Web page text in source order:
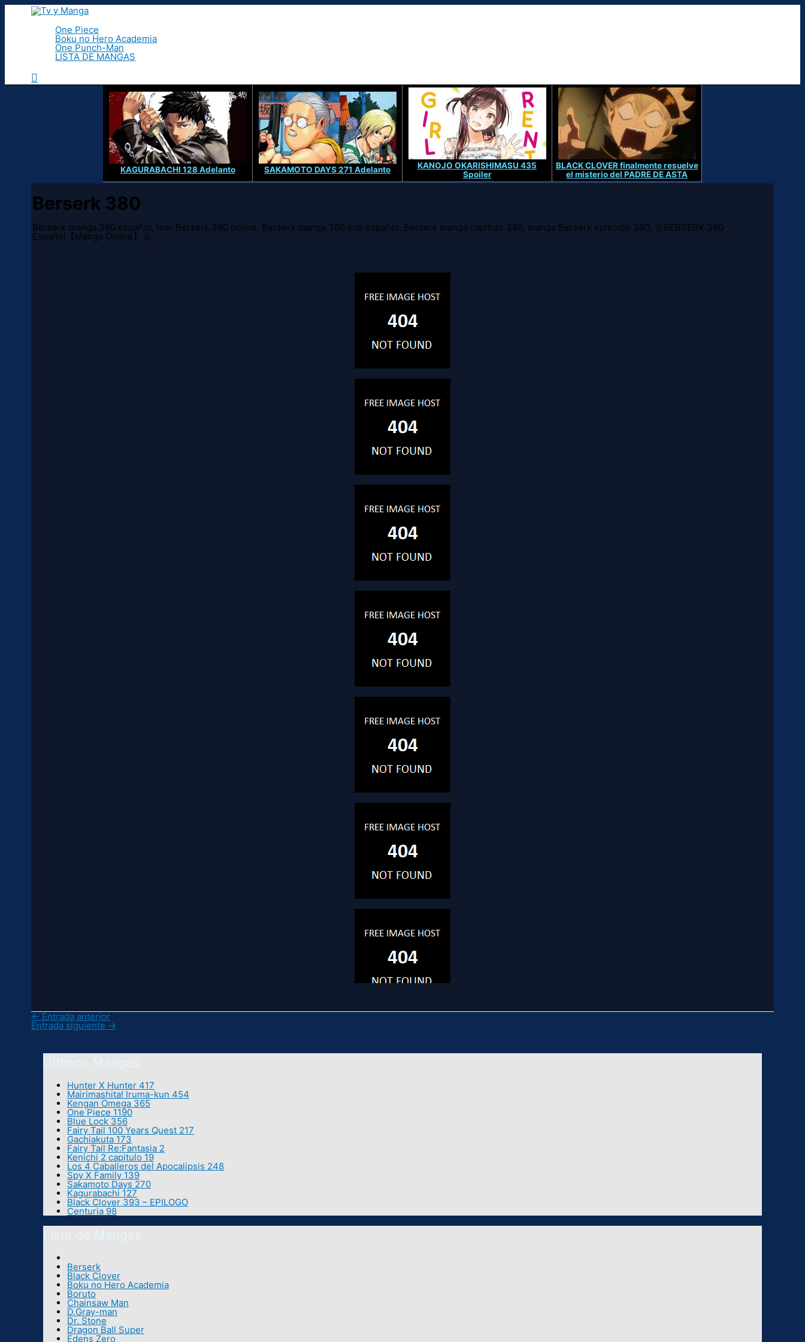
Ir
One Piece
Boku no Hero Academia
One Punch-Man
LISTA DE MANGAS
Buscar
KAGURABACHI 128 Adelanto SAKAMOTO DAYS 271 Adelanto
KANOJO OKARISHIMASU 435
Spoiler
BLACK CLOVER finalmente resuelve
el misterio del PADRE DE ASTA
Berserk 380
Berserk manga 380 español, leer Berserk 380 online, Berserk manga 380 sub español, Berserk manga capitulo 380, manga Berserk episodio 380, 🥇BERSERK 380
Español【Manga Online】🥇
← Entrada anterior
Entrada siguiente →
Últimos Mangas
Hunter X Hunter 417
Mairimashita! Iruma-kun 454
Kengan Omega 365
One Piece 1190
Blue Lock 356
Fairy Tail 100 Years Quest 217
Gachiakuta 173
Fairy Tail Re:Fantasia 2
Kenichi 2 capitulo 19
Los 4 Caballeros del Apocalipsis 248
Spy X Family 139
Sakamoto Days 270
Kagurabachi 127
Black Clover 393 – EPILOGO
Centuria 98
Lista de Mangas
Berserk
Black Clover
Boku no Hero Academia
Boruto
Chainsaw Man
D.Gray-man
Dr. Stone
Dragon Ball Super
Edens Zero